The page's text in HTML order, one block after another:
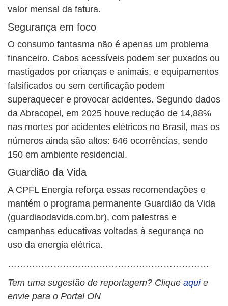
valor mensal da fatura.
Segurança em foco
O consumo fantasma não é apenas um problema
financeiro. Cabos acessíveis podem ser puxados ou
mastigados por crianças e animais, e equipamentos
falsificados ou sem certificação podem
superaquecer e provocar acidentes. Segundo dados
da Abracopel, em 2025 houve redução de 14,88%
nas mortes por acidentes elétricos no Brasil, mas os
números ainda são altos: 646 ocorrências, sendo
150 em ambiente residencial.
Guardião da Vida
A CPFL Energia reforça essas recomendações e
mantém o programa permanente Guardião da Vida
(guardiaodavida.com.br), com palestras e
campanhas educativas voltadas à segurança no
uso da energia elétrica.
…………………………………………………………
Tem uma sugestão de reportagem? Clique aqui e
envie para o Portal ON